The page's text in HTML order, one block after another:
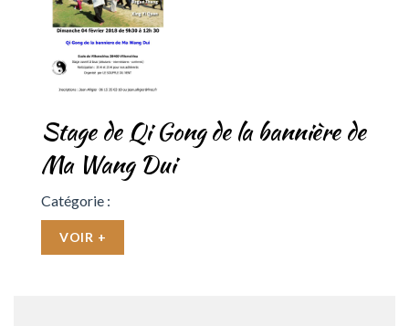
Stage de Qi Gong de la bannière de
Ma Wang Dui
Catégorie :
VOIR +